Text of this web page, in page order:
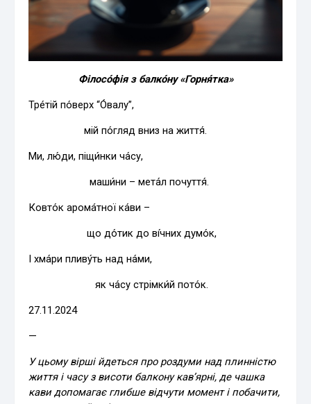
Філосо́фія з балко́ну «Горня́тка»
Тре́тій по́верх “О́валу”,
мій по́гляд вниз на життя́.
Ми, лю́ди, піщи́нки ча́су,
маши́ни – мета́л почуття́.
Ковто́к аромáтної ка́ви –
що до́тик до ві́чних думо́к,
І хма́ри пливу́ть над на́ми,
як ча́су стрімки́й пото́к.
27.11.2024
—
У цьому вірші йдеться про роздуми над плинністю
життя і часу з висоти балкону кав’ярні, де чашка
кави допомагає глибше відчути момент і побачити,